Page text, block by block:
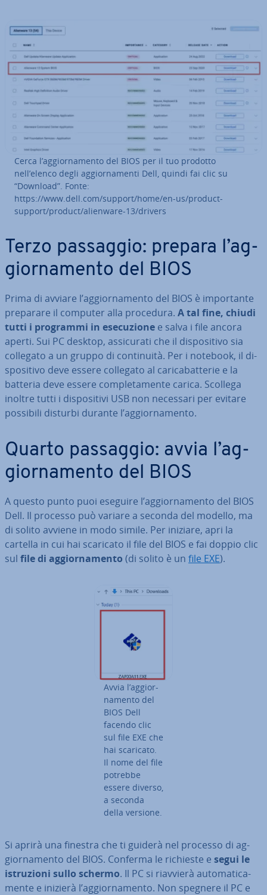
Cerca l’ag­gior­na­men­to del BIOS per il tuo prodotto
nell’elenco degli ag­gior­na­men­ti Dell, quindi fai clic su
“Download”. Fonte:
https://www.dell.com/support/home/en-us/product-
support/product/alienware-13/drivers
Terzo passaggio: prepara l’ag­
gior­na­men­to del BIOS
Prima di avviare l’ag­gior­na­men­to del BIOS è im­por­tan­te
preparare il computer alla procedura. A tal fine, chiudi
tutti i programmi in ese­cu­zio­ne e salva i file ancora
aperti. Sui PC desktop, as­si­cu­ra­ti che il di­spo­si­ti­vo sia
collegato a un gruppo di con­ti­nui­tà. Per i notebook, il di­
spo­si­ti­vo deve essere collegato al ca­ri­ca­bat­te­rie e la
batteria deve essere com­ple­ta­men­te carica. Scollega
inoltre tutti i di­spo­si­ti­vi USB non necessari per evitare
possibili disturbi durante l’ag­gior­na­men­to.
Quarto passaggio: avvia l’ag­
gior­na­men­to del BIOS
A questo punto puoi eseguire l’ag­gior­na­men­to del BIOS
Dell. Il processo può variare a seconda del modello, ma
di solito avviene in modo simile. Per iniziare, apri la
cartella in cui hai scaricato il file del BIOS e fai doppio clic
sul file di ag­gior­na­men­to (di solito è un file EXE).
Avvia l’ag­gior­
na­men­to del
BIOS Dell
facendo clic
sul file EXE che
hai scaricato.
Il nome del file
potrebbe
essere diverso,
a seconda
della versione.
Si aprirà una finestra che ti guiderà nel processo di ag­
gior­na­men­to del BIOS. Conferma le richieste e segui le
istru­zio­ni sullo schermo. Il PC si riavvierà au­to­ma­ti­ca­
men­te e inizierà l’ag­gior­na­men­to. Non spegnere il PC e